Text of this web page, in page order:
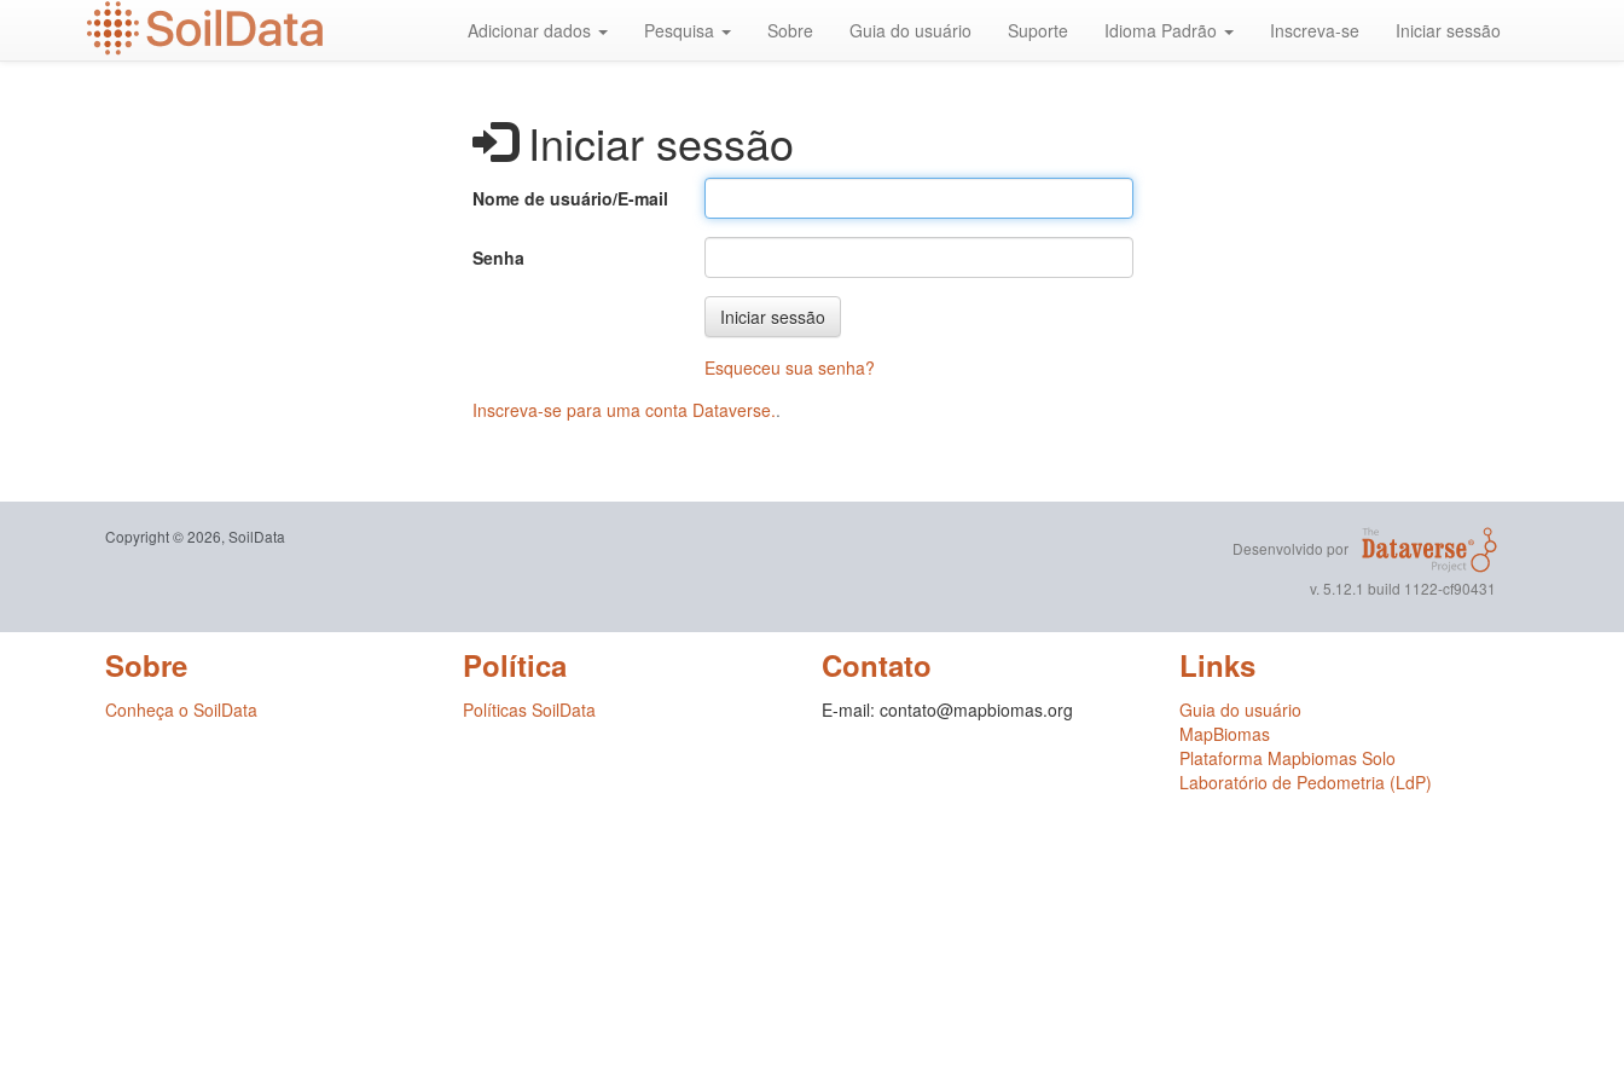
Adicionar dados Pesquisa Sobre Guia do usuário Suporte Idioma Padrão Inscreva-se Iniciar sessão
Iniciar sessão
Nome de usuário/E-mail
Senha
Iniciar sessão
Esqueceu sua senha?
Inscreva-se para uma conta Dataverse..
Copyright © 2026, SoilData
Desenvolvido por
v. 5.12.1 build 1122-cf90431
Sobre
Conheça o SoilData
Política
Políticas SoilData
Contato
E-mail: contato@mapbiomas.org
Links
Guia do usuário
MapBiomas
Plataforma Mapbiomas Solo
Laboratório de Pedometria (LdP)